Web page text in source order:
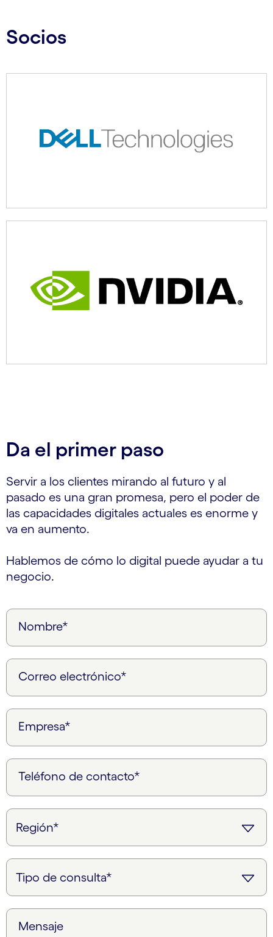
Socios
Da el primer paso
Servir a los clientes mirando al futuro y al
pasado es una gran promesa, pero el poder de
las capacidades digitales actuales es enorme y
va en aumento.
Hablemos de cómo lo digital puede ayudar a tu
negocio.
Nombre*
Correo electrónico*
Empresa*
Teléfono de contacto*
Mensaje